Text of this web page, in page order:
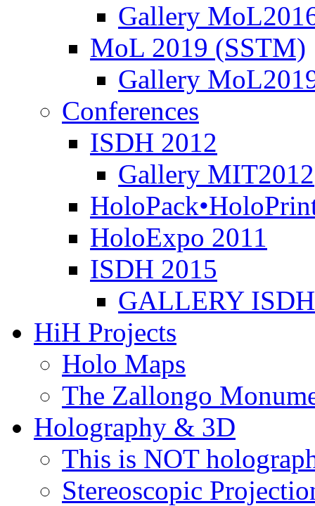
Gallery
MoL 2019 (SSTM)
Gallery
Conferences
ISDH 2012
Gallery MIT2012
HoloExpo 2011
ISDH 2015
GALLERY
HiH Projects
Holo Maps
The Zallongo
Holography & 3D
This is NOT
Stereoscopic